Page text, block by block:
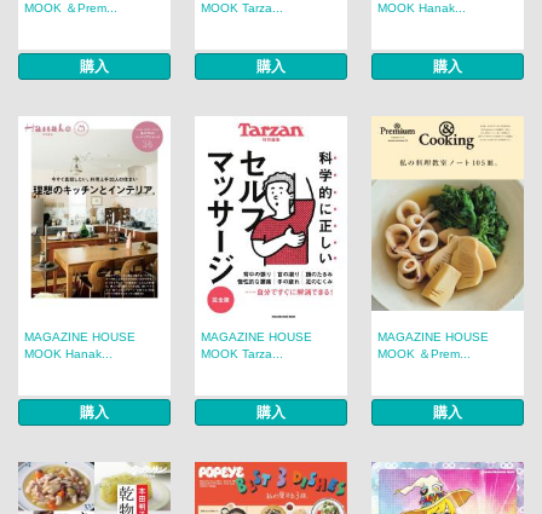
MOOK ＆Prem...
購入
MOOK Tarza...
購入
MOOK Hanak...
購入
MAGAZINE HOUSE
MOOK Hanak...
購入
MAGAZINE HOUSE
MOOK Tarza...
購入
MAGAZINE HOUSE
MOOK ＆Prem...
購入